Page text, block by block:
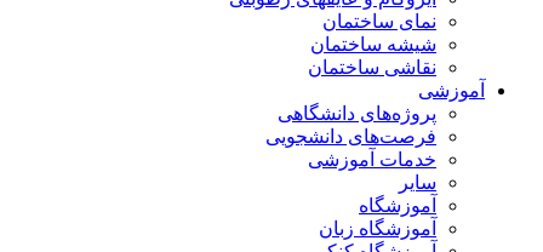
نمای ساختمان
شیشه ساختمان
نقاشی ساختمان
آموزشی
پروژه‌های دانشگاهی
فرصت‌های دانشجویی
خدمات آموزشی
سایر
آموزشگاه
آموزشگاه زبان